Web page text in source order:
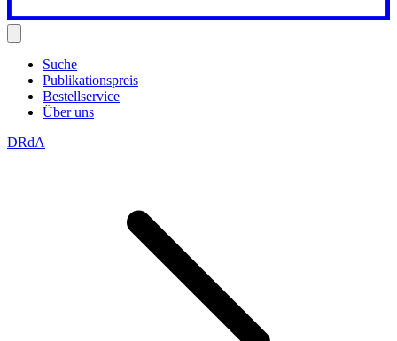
Suche
Publikationspreis
Bestellservice
Über uns
DRdA